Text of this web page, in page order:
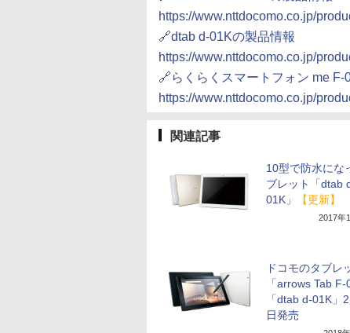
https://www.nttdocomo.co.jp/
🔗dtab d-01Kの製品情報
https://www.nttdocomo.co.jp/
🔗らくらくスマートフォン me F-
https://www.nttdocomo.co.jp/
関連記事
10型で防水にな
ブレット「dtab
01K」
【更新】
2017年
ドコモのタブレ
「arrows Tab F-
「dtab d-01K」
日発売